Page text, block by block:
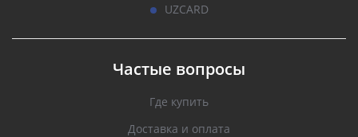
UZCARD
Частые вопросы
Где купить
Доставка и оплата